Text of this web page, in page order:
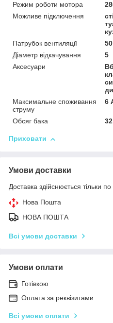
Режим роботи мотора
Можливе підключення
Патрубок вентиляції
Діаметр відкачування
5
Аксесуари
Максимальне споживання
струму
6
Обсяг бака
Приховати
Умови доставки
Доставка здійснюється тільки
Нова Пошта
НОВА ПОШТА
Всі умови доставки
Умови оплати
Готівкою
Оплата за реквізитами
Всі умови оплати